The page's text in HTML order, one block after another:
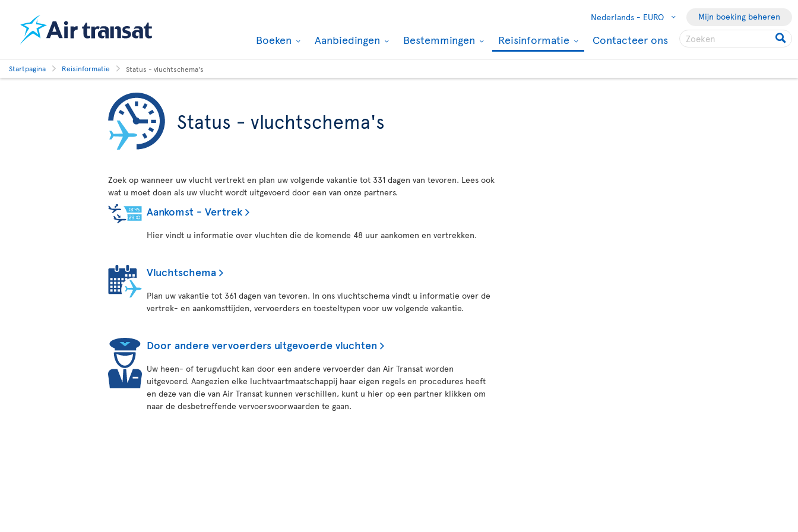
Nederlands - EURO Mijn boeking beheren
Boeken Aanbiedingen Bestemmingen Reisinformatie Contacteer ons
Startpagina Reisinformatie Status - vluchtschema's
Status - vluchtschema's
Zoek op wanneer uw vlucht vertrekt en plan uw volgende vakantie tot 331 dagen van tevoren. Lees ook
wat u moet doen als uw vlucht wordt uitgevoerd door een van onze partners.
Aankomst - Vertrek
Hier vindt u informatie over vluchten die de komende 48 uur aankomen en vertrekken.
Vluchtschema
Plan uw vakantie tot 361 dagen van tevoren. In ons vluchtschema vindt u informatie over de
vertrek- en aankomsttijden, vervoerders en toesteltypen voor uw volgende vakantie.
Door andere vervoerders uitgevoerde vluchten
Uw heen- of terugvlucht kan door een andere vervoerder dan Air Transat worden
uitgevoerd. Aangezien elke luchtvaartmaatschappij haar eigen regels en procedures heeft
en deze van die van Air Transat kunnen verschillen, kunt u hier op een partner klikken om
naar de desbetreffende vervoersvoorwaarden te gaan.